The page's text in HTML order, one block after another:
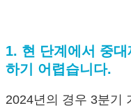
1. 현 단계에서 중
하기 어렵습니다.
2024년의 경우 3분기